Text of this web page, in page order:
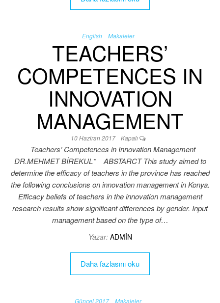
English Makaleler
TEACHERS’
COMPETENCES IN
INNOVATION
MANAGEMENT
10 Haziran 2017 Kapalı
Teachers’ Competences in Innovation Management
DR.MEHMET BİREKUL* ABSTARCT This study aimed to
determine the efficacy of teachers in the province has reached
the following conclusions on innovation management in Konya.
Efficacy beliefs of teachers in the innovation management
research results show significant differences by gender. Input
management based on the type of…
Yazar: ADMIN
Daha fazlasını oku
Güncel 2017 Makaleler